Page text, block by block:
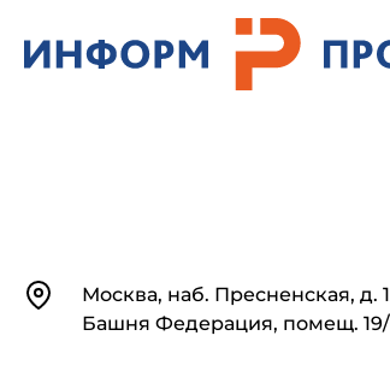
КонтактыМосква, наб. Пресненская, д.
Башня Федерация, помещ.